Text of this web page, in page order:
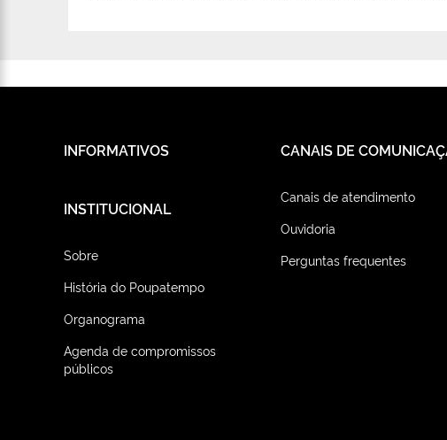
INFORMATIVOS CANAIS DE
Canais de atendimento
Ouvidoria
Perguntas frequentes
INSTITUCIONAL
Sobre
História do Poupatempo
Organograma
Agenda de compromissos
públicos